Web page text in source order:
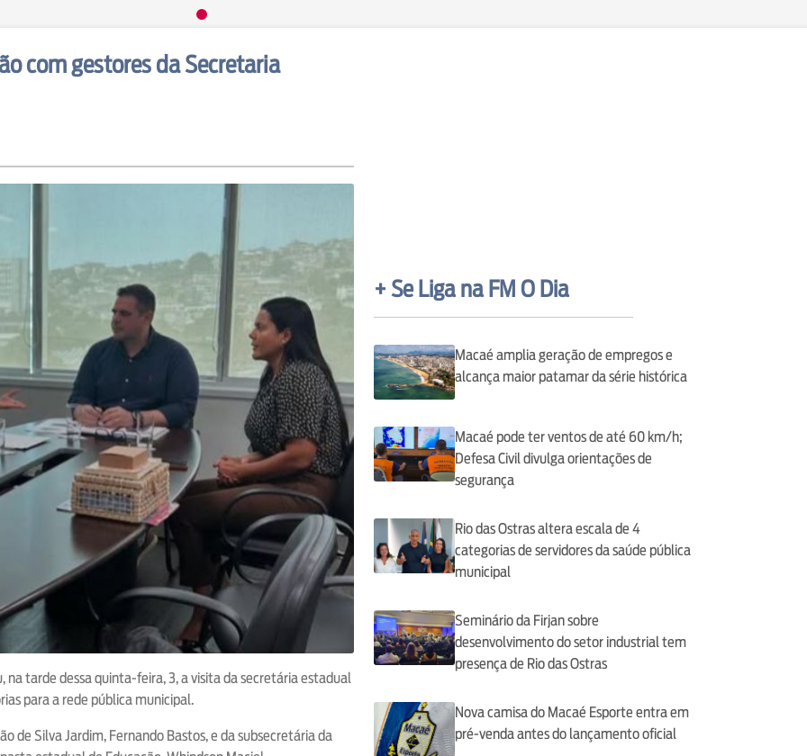
com gestores da Secretaria
tarde dessa quinta-feira, 3, a visita da secretária estadual
para a rede pública municipal.
de Silva Jardim, Fernando Bastos, e da subsecretária da
+ Se Liga na FM O Dia
Macaé amplia geração de empregos e
alcança maior patamar da série histórica
Macaé pode ter ventos de até 60 km/h;
Defesa Civil divulga orientações de
segurança
Rio das Ostras altera escala de 4
categorias de servidores da saúde pública
municipal
Seminário da Firjan sobre
desenvolvimento do setor industrial tem
presença de Rio das Ostras
Nova camisa do Macaé Esporte entra em
pré-venda antes do lançamento oficial